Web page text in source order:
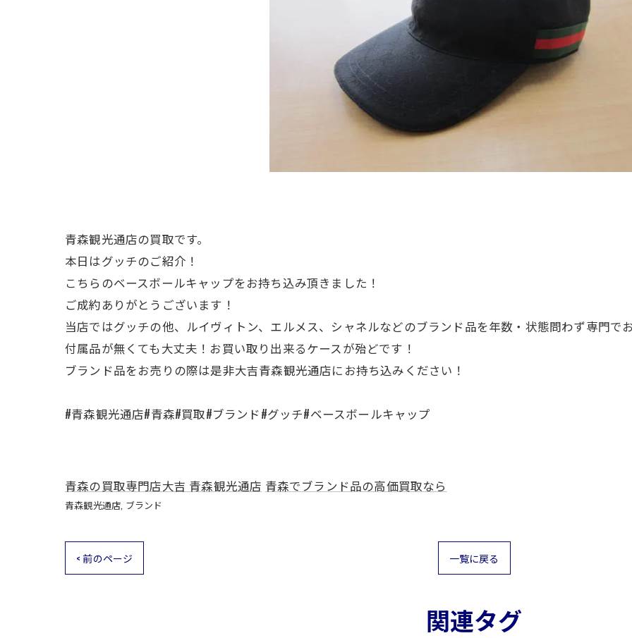
青森観光通店の買取です。
本日はグッチのご紹介！
こちらのベースボールキャップをお持ち込み頂きました！
ご成約ありがとうございます！
当店ではグッチの他、ルイヴィトン、エルメス、シャネルなどのブランド品を年数・状態問わず専門で
付属品が無くても大丈夫！お買い取り出来るケースが殆どです！
ブランド品をお売りの際は是非大吉青森観光通店にお持ち込みください！
#青森観光通店#青森#買取#ブランド#グッチ#ベースボールキャップ
青森の買取専門店大吉 青森観光通店 青森でブランド品の高価買取なら
青森観光通店 ブランド
< 前のページ 一覧に戻る
関連タグ